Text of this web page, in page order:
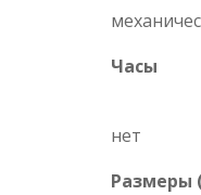
Часы
нет
Размеры